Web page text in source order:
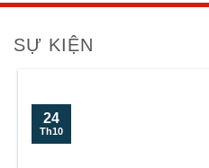
SỰ KIỆN
24
Th10